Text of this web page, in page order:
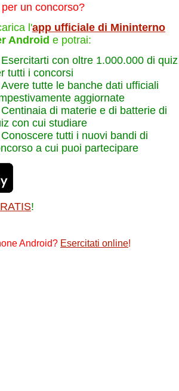
un concorso?
l'app ufficiale di Mininterno
Android e potrai:
Esercitarti con oltre 1.000.000 di quiz
tutti i concorsi
Avere tutte le banche dati ufficiali
aggiornate
Centinaia di materie e di batterie di
con cui studiare
Conoscere tutti i nuovi bandi di
a cui puoi partecipare
!
Android? Esercitati online!